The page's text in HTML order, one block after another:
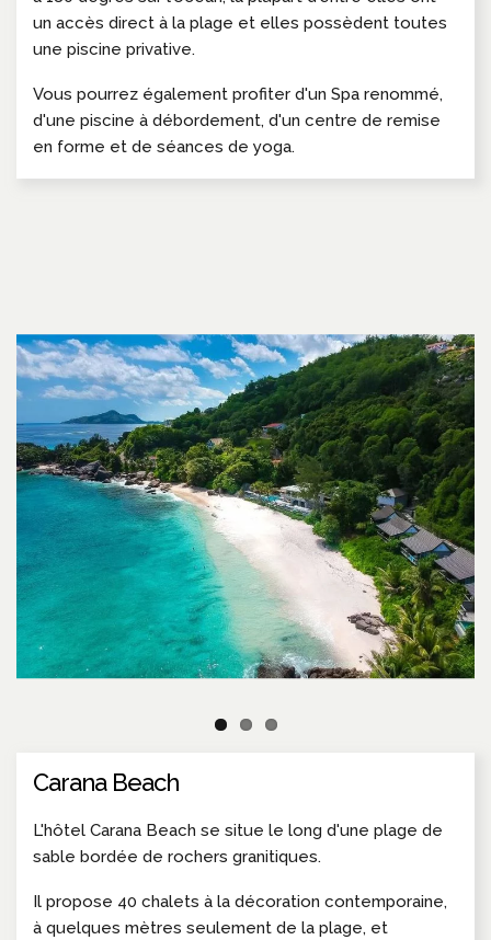
un accès direct à la plage et elles possèdent toutes
une piscine privative.
Vous pourrez également profiter d'un Spa renommé,
d'une piscine à débordement, d'un centre de remise
en forme et de séances de yoga.
Carana Beach
L'hôtel Carana Beach se situe le long d'une plage de
sable bordée de rochers granitiques.
Il propose 40 chalets à la décoration contemporaine,
à quelques mètres seulement de la plage, et